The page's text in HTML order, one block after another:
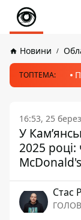
Новини
ТОПТЕМА:
16:53, 25
У
2025
McDonald's
Стас